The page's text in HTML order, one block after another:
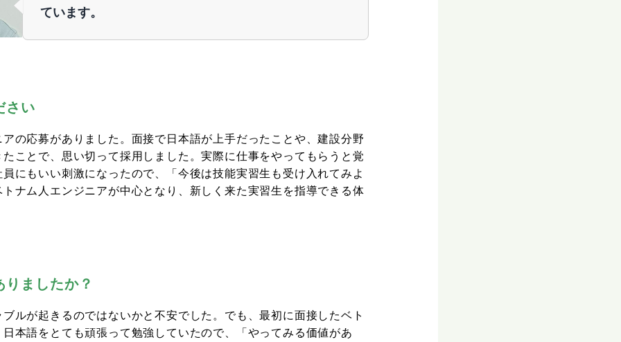
ています。
さい
の応募がありました。面接で日本語が上手だったことや、建設分野
ことで、思い切って採用しました。実際に仕事をやってもらうと覚
にもいい刺激になったので、「今後は技能実習生も受け入れてみよ
ナム人エンジニアが中心となり、新しく来た実習生を指導できる体
ましたか？
ルが起きるのではないかと不安でした。でも、最初に面接したベト
本語をとても頑張って勉強していたので、「やってみる価値があ